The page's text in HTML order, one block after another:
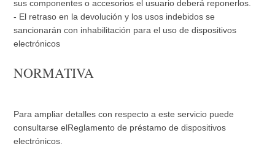
sus componentes o accesorios el usuario deberá reponerlos.
- El retraso en la devolución y los usos indebidos se
sancionarán con inhabilitación para el uso de dispositivos
electrónicos
NORMATIVA
Para ampliar detalles con respecto a este servicio puede
consultarse elReglamento de préstamo de dispositivos
electrónicos.